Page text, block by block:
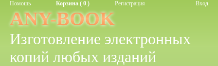
Помощь Корзина ( 0 ) Регистрация Вход
ANY-BOOK
Изготовление электронных
копий любых изданий